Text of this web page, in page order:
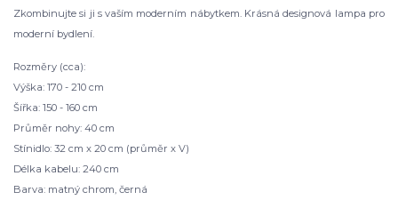
Zkombinujte si ji s vaším moderním nábytkem. Krásná designová lampa pro
moderní bydlení.
Rozměry (cca):
Výška: 170 - 210 cm
Šířka: 150 - 160 cm
Průměr nohy: 40 cm
Stínidlo: 32 cm x 20 cm (průměr x V)
Délka kabelu: 240 cm
Barva: matný chrom, černá